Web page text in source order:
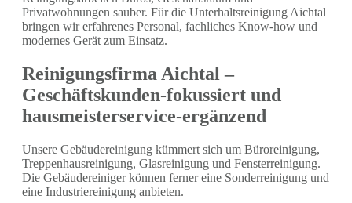
Privatwohnungen sauber. Für die Unterhaltsreinigung Aichtal
bringen wir erfahrenes Personal, fachliches Know-how und
modernes Gerät zum Einsatz.
Reinigungsfirma Aichtal –
Geschäftskunden-fokussiert und
hausmeisterservice-ergänzend
Unsere Gebäudereinigung kümmert sich um Büroreinigung,
Treppenhausreinigung, Glasreinigung und Fensterreinigung.
Die Gebäudereiniger können ferner eine Sonderreinigung und
eine Industriereinigung anbieten.